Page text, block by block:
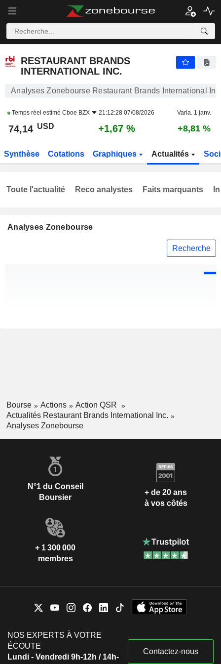
RESTAURANT BRANDS
INTERNATIONAL INC.
Analyses Zonebourse Restaurant Brands International
Temps réel estimé Cboe BZX 21:12:28 07/08/2026 Varia. 1 janv.
74,14 USD +1,67 % +8,81 %
Synthèse Cotations Graphiques Actualités
Analyses Zonebourse
Recherche
Toute l'actualité Reco analystes Faits marquants
Bourse Actions
Action QSR
Actualités Restaurant Brands International Inc.
Analyses Zonebourse
N°1 du Conseil
Boursier
+ de 20 ans
à vos côtés
+ 1 300 000
membres
NOS EXPERTS À VOTRE
ÉCOUTE
Lundi - Vendredi 9h-12h / 14h-
Contactez-nous